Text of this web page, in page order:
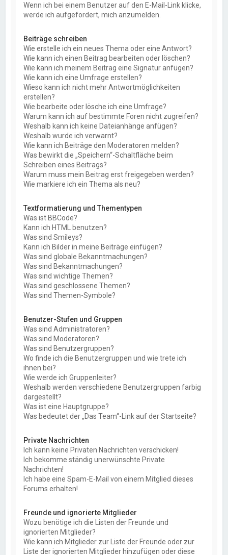
Wenn ich bei einem Benutzer auf den E-Mail-Link klicke,
werde ich aufgefordert, mich anzumelden.
Beiträge schreiben
Wie erstelle ich ein neues Thema oder eine Antwort?
Wie kann ich einen Beitrag bearbeiten oder löschen?
Wie kann ich meinem Beitrag eine Signatur anfügen?
Wie kann ich eine Umfrage erstellen?
Wieso kann ich nicht mehr Antwortmöglichkeiten
erstellen?
Wie bearbeite oder lösche ich eine Umfrage?
Warum kann ich auf bestimmte Foren nicht zugreifen?
Weshalb kann ich keine Dateianhänge anfügen?
Weshalb wurde ich verwarnt?
Wie kann ich Beiträge den Moderatoren melden?
Was bewirkt die „Speichern“-Schaltfläche beim
Schreiben eines Beitrags?
Warum muss mein Beitrag erst freigegeben werden?
Wie markiere ich ein Thema als neu?
Textformatierung und Thementypen
Was ist BBCode?
Kann ich HTML benutzen?
Was sind Smileys?
Kann ich Bilder in meine Beiträge einfügen?
Was sind globale Bekanntmachungen?
Was sind Bekanntmachungen?
Was sind wichtige Themen?
Was sind geschlossene Themen?
Was sind Themen-Symbole?
Benutzer-Stufen und Gruppen
Was sind Administratoren?
Was sind Moderatoren?
Was sind Benutzergruppen?
Wo finde ich die Benutzergruppen und wie trete ich
ihnen bei?
Wie werde ich Gruppenleiter?
Weshalb werden verschiedene Benutzergruppen farbig
dargestellt?
Was ist eine Hauptgruppe?
Was bedeutet der „Das Team“-Link auf der Startseite?
Private Nachrichten
Ich kann keine Privaten Nachrichten verschicken!
Ich bekomme ständig unerwünschte Private
Nachrichten!
Ich habe eine Spam-E-Mail von einem Mitglied dieses
Forums erhalten!
Freunde und ignorierte Mitglieder
Wozu benötige ich die Listen der Freunde und
ignorierten Mitglieder?
Wie kann ich Mitglieder zur Liste der Freunde oder zur
Liste der ignorierten Mitglieder hinzufügen oder diese